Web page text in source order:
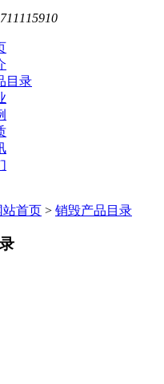
目录
站首页 > 销毁产品目录